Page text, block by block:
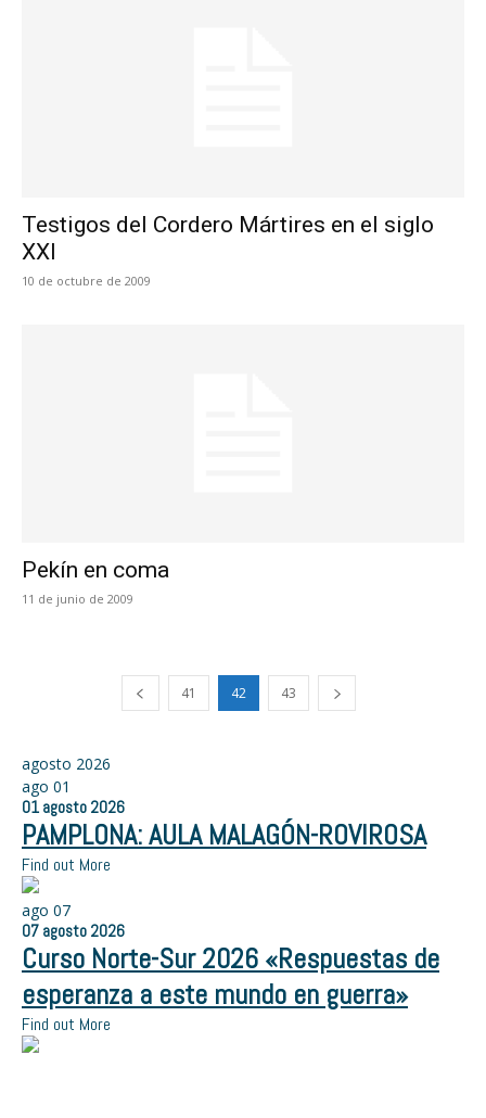
Testigos del Cordero Mártires en el siglo
XXI
10 de octubre de 2009
Pekín en coma
11 de junio de 2009
41 42 43
agosto 2026
ago 01
01 agosto 2026
PAMPLONA: AULA MALAGÓN-ROVIROSA
Find out More
ago 07
07 agosto 2026
Curso Norte-Sur 2026 «Respuestas de
esperanza a este mundo en guerra»
Find out More